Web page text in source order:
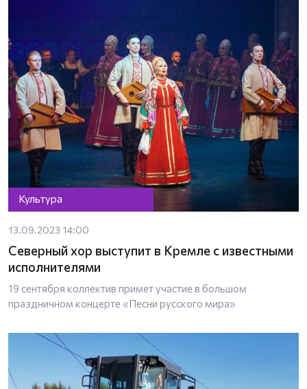
Культура
13.09.2023 14:00
Северный хор выступит в Кремле с известными
исполнителями
19 сентября коллектив примет участие в большом
праздничном концерте «Песни русского мира»